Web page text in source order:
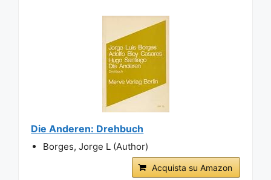
Die Anderen: Drehbuch
Borges, Jorge L (Author)
Acquista su Amazon